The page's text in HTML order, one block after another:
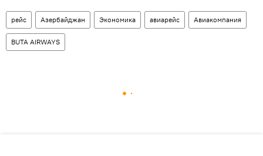
рейс Азербайджан Экономика авиарейс Авиакомпания
BUTA AIRWAYS